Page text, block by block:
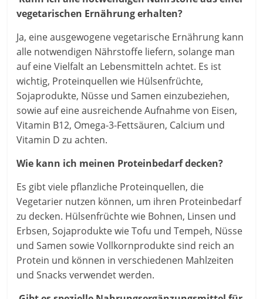
vegetarischen Ernährung erhalten?
Ja, eine ausgewogene vegetarische Ernährung kann
alle notwendigen Nährstoffe liefern, solange man
auf eine Vielfalt an Lebensmitteln achtet. Es ist
wichtig, Proteinquellen wie Hülsenfrüchte,
Sojaprodukte, Nüsse und Samen einzubeziehen,
sowie auf eine ausreichende Aufnahme von Eisen,
Vitamin B12, Omega-3-Fettsäuren, Calcium und
Vitamin D zu achten.
Wie kann ich meinen Proteinbedarf decken?
Es gibt viele pflanzliche Proteinquellen, die
Vegetarier nutzen können, um ihren Proteinbedarf
zu decken. Hülsenfrüchte wie Bohnen, Linsen und
Erbsen, Sojaprodukte wie Tofu und Tempeh, Nüsse
und Samen sowie Vollkornprodukte sind reich an
Protein und können in verschiedenen Mahlzeiten
und Snacks verwendet werden.